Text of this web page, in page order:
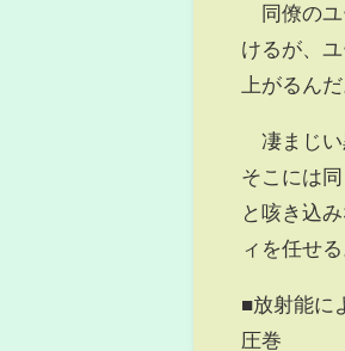
同僚のユ
けるが、
上がるん
凄まじい
そこには
と咳き込
ィを任せ
■放射能に
圧巻